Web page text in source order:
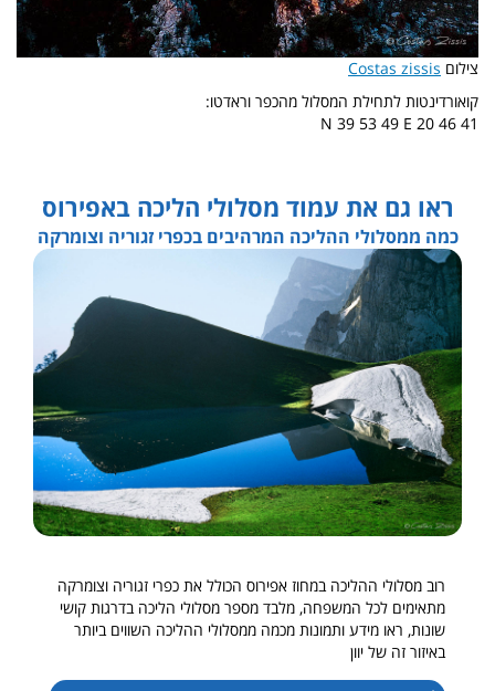
צילום Costas zissis
קואורדינטות לתחילת המסלול מהכפר וראדטו:
N 39 53 49 E 20 46 41
ראו גם את עמוד מסלולי הליכה באפירוס
כמה ממסלולי ההליכה המרהיבים בכפרי זגוריה וצומרקה
רוב מסלולי ההליכה במחוז אפירוס הכולל את כפרי זגוריה וצומרקה
מתאימים לכל המשפחה, מלבד מספר מסלולי הליכה בדרגות קושי
שונות, ראו מידע ותמונות מכמה ממסלולי ההליכה השווים ביותר
באיזור זה של יוון